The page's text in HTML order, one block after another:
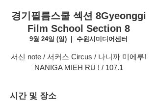
경기필름스쿨 섹션 8ㅤGyeonggi
Film School Section 8
9월 24일 (일) 수원시미디어센터
서신 note / 서커스 Circus / 나니까 미에루!
NANIGA MIEH RU ! / 107.1
시간 및 장소